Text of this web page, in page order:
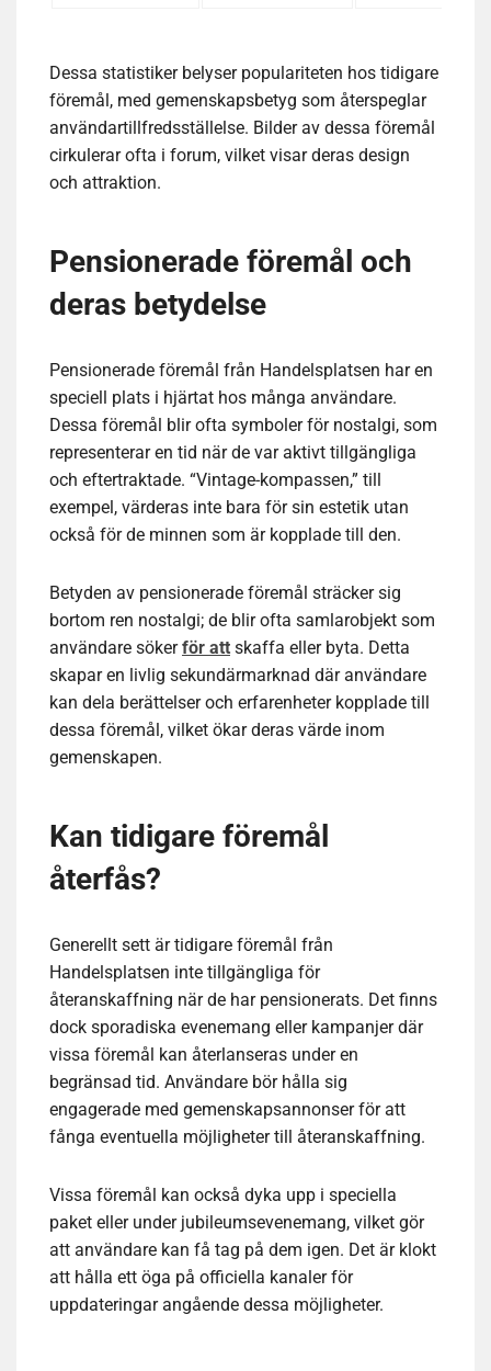
Dessa statistiker belyser populariteten hos tidigare
föremål, med gemenskapsbetyg som återspeglar
användartillfredsställelse. Bilder av dessa föremål
cirkulerar ofta i forum, vilket visar deras design
och attraktion.
Pensionerade föremål och
deras betydelse
Pensionerade föremål från Handelsplatsen har en
speciell plats i hjärtat hos många användare.
Dessa föremål blir ofta symboler för nostalgi, som
representerar en tid när de var aktivt tillgängliga
och eftertraktade. “Vintage-kompassen,” till
exempel, värderas inte bara för sin estetik utan
också för de minnen som är kopplade till den.
Betyden av pensionerade föremål sträcker sig
bortom ren nostalgi; de blir ofta samlarobjekt som
användare sökerför att skaffa eller byta. Detta
skapar en livlig sekundärmarknad där användare
kan dela berättelser och erfarenheter kopplade till
dessa föremål, vilket ökar deras värde inom
gemenskapen.
Kan tidigare föremål
återfås?
Generellt sett är tidigare föremål från
Handelsplatsen inte tillgängliga för
återanskaffning när de har pensionerats. Det finns
dock sporadiska evenemang eller kampanjer där
vissa föremål kan återlanseras under en
begränsad tid. Användare bör hålla sig
engagerade med gemenskapsannonser för att
fånga eventuella möjligheter till återanskaffning.
Vissa föremål kan också dyka upp i speciella
paket eller under jubileumsevenemang, vilket gör
att användare kan få tag på dem igen. Det är klokt
att hålla ett öga på officiella kanaler för
uppdateringar angående dessa möjligheter.